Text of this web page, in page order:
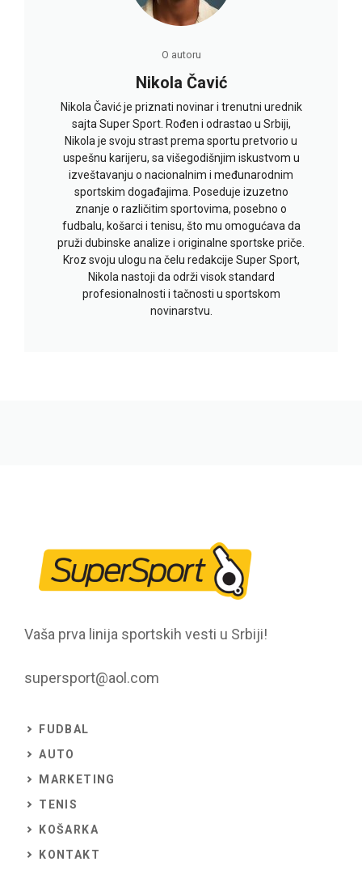
O autoru
Nikola Čavić
Nikola Čavić je priznati novinar i trenutni urednik
sajta Super Sport. Rođen i odrastao u Srbiji,
Nikola je svoju strast prema sportu pretvorio u
uspešnu karijeru, sa višegodišnjim iskustvom u
izveštavanju o nacionalnim i međunarodnim
sportskim događajima. Poseduje izuzetno
znanje o različitim sportovima, posebno o
fudbalu, košarci i tenisu, što mu omogućava da
pruži dubinske analize i originalne sportske priče.
Kroz svoju ulogu na čelu redakcije Super Sport,
Nikola nastoji da održi visok standard
profesionalnosti i tačnosti u sportskom
novinarstvu.
Vaša prva linija sportskih vesti u Srbiji!
supersport@aol.com
FUDBAL
AUTO
MARKETING
TENIS
KOŠARKA
KONTAKT